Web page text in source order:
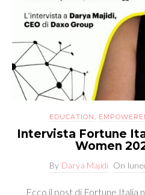
EDUCATION ,
Intervista Fortune
Women
By Darya Majidi On
Ecco il post di Fortune Italia